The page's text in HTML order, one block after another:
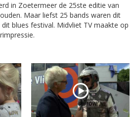
in Zoetermeer de 25ste editie van
Maar liefst 25 bands waren dit
blues festival. Midvliet TV maakte op